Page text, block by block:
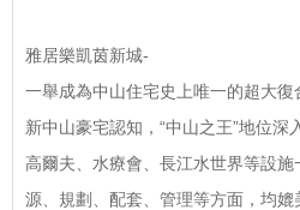
雅居樂凱茵新城-
一舉成為中山住宅史上唯一的超大
新中山豪宅認知，“中山之王”地位深
高爾夫、水療會、長江水世界等設
源、規劃、配套、管理等方面，均